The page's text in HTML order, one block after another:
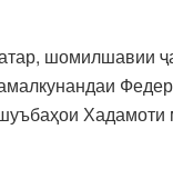
шомилшавии